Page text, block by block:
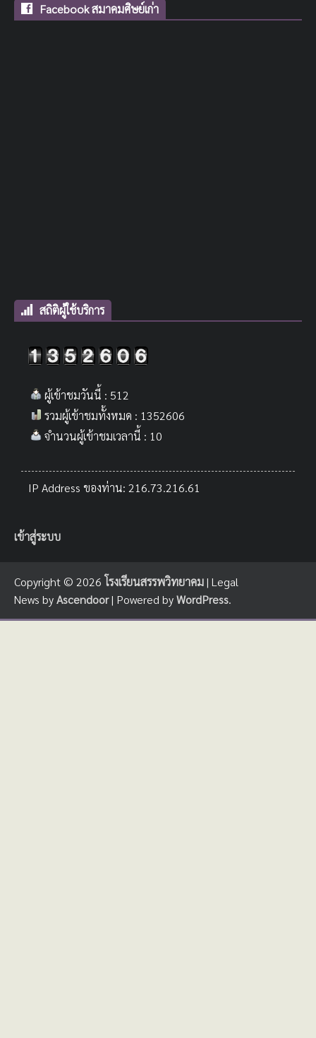
Facebook สมาคมศิษย์เก่า
สถิติผู้ใช้บริการ
ผู้เข้าชมวันนี้ : 512
รวมผู้เข้าชมทั้งหมด : 1352606
จำนวนผู้เข้าชมเวลานี้ : 10
IP Address ของท่าน: 216.73.216.61
เข้าสู่ระบบ
Copyright © 2026 โรงเรียนสรรพวิทยาคม| Legal
News byAscendoor| Powered byWordPress.